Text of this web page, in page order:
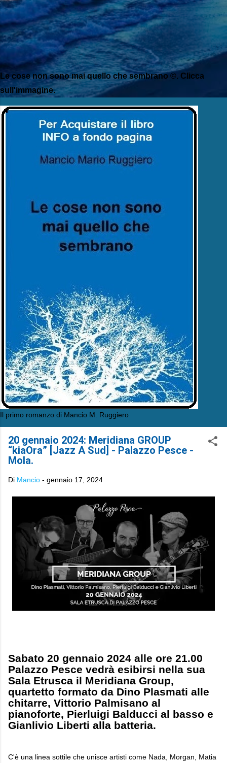
Le cose non sono mai quello che sembrano ©. Clicca
sull'immagine.
Il primo romanzo di Mancio M. Ruggiero
20 gennaio 2024: Meridiana GROUP
“kiaOra” [Jazz A Sud] - Palazzo Pesce -
Mola.
Di Mancio - gennaio 17, 2024
Sabato 20 gennaio 2024 alle ore 21.00
Palazzo Pesce vedrà esibirsi nella sua
Sala Etrusca il Meridiana Group,
quartetto formato da Dino Plasmati alle
chitarre, Vittorio Palmisano al
pianoforte, Pierluigi Balducci al basso e
Gianlivio Liberti alla batteria.
C'è una linea sottile che unisce artisti come Nada, Morgan, Matia